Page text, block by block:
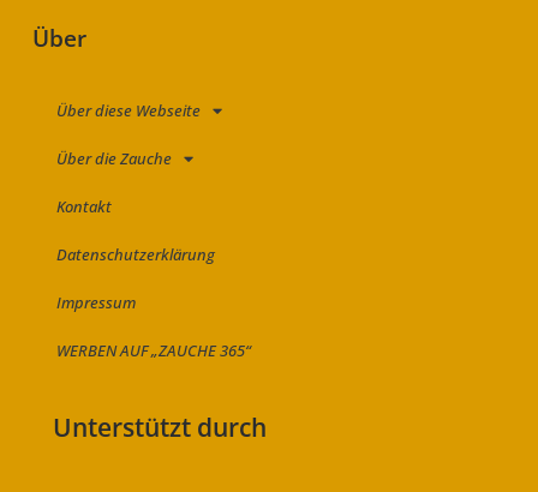
Über
Über diese Webseite
Über die Zauche
Kontakt
Datenschutzerklärung
Impressum
WERBEN AUF „ZAUCHE 365“
Unterstützt durch